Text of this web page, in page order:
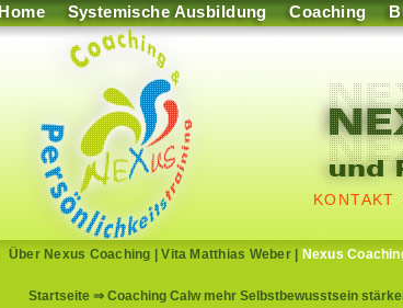
Home Systemische Ausbildung Coaching
KONTAKT
Über Nexus Coaching |Vita Matthias Weber| Nexus
Startseite ⇒ Coaching Calw mehr Selbstbewusstsein